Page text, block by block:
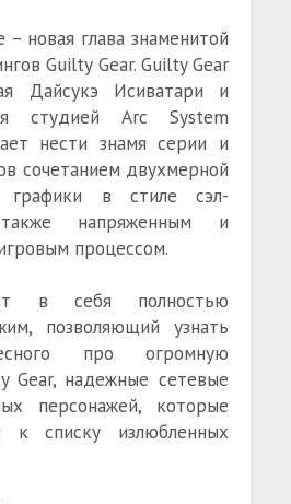
новая глава знаменитой
Guilty Gear. Guilty Gear
Дайсукэ Исиватари и
студией Arc System
нести знамя серии и
сочетанием двухмерной
графики в стиле сэл-
напряженным и
процессом.
в себя полностью
позволяющий узнать
про огромную
Gear, надежные сетевые
персонажей, которые
к списку излюбленных